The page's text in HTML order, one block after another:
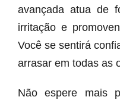
avançada atua de
irritação e
Você se sentirá
arrasar em todas as
Não espere mais